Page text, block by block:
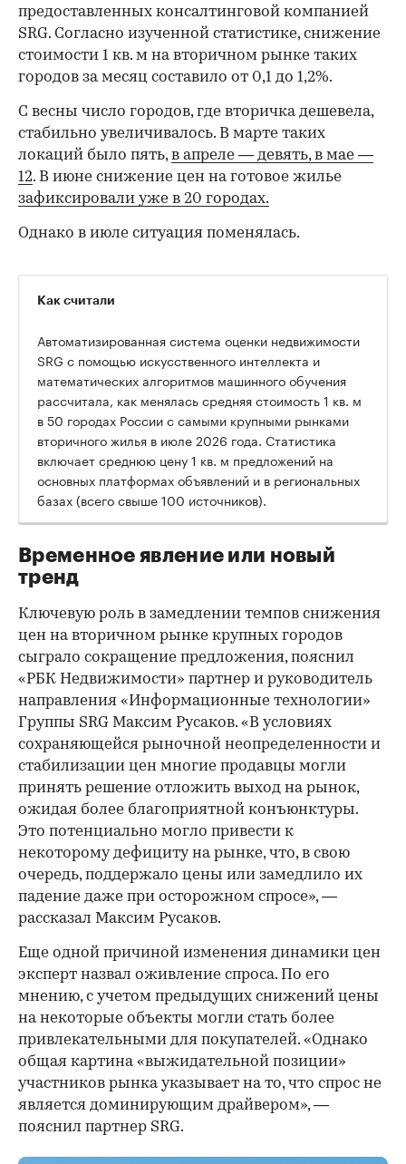
предоставленных консалтинговой компанией
SRG. Согласно изученной статистике, снижение
стоимости 1 кв. м на вторичном рынке таких
городов за месяц составило от 0,1 до 1,2%.
С весны число городов, где вторичка дешевела,
стабильно увеличивалось. В марте таких
локаций было пять,в апреле — девять,в мае —
12. В июне снижение цен на готовое жилье
зафиксировали уже в 20 городах.
Однако в июле ситуация поменялась.
00:00 / 00:00
Как считали
Автоматизированная система оценки недвижимости
SRG с помощью искусственного интеллекта и
математических алгоритмов машинного обучения
рассчитала, как менялась средняя стоимость 1 кв. м
в 50 городах России с самыми крупными рынками
вторичного жилья в июле 2026 года. Статистика
включает среднюю цену 1 кв. м предложений на
основных платформах объявлений и в региональных
базах (всего свыше 100 источников).
Временное явление или новый
тренд
Ключевую роль в замедлении темпов снижения
цен на вторичном рынке крупных городов
сыграло сокращение предложения, пояснил
«РБК Недвижимости» партнер и руководитель
направления «Информационные технологии»
Группы SRG Максим Русаков. «В условиях
сохраняющейся рыночной неопределенности и
стабилизации цен многие продавцы могли
принять решение отложить выход на рынок,
ожидая более благоприятной конъюнктуры.
Это потенциально могло привести к
некоторому дефициту на рынке, что, в свою
очередь, поддержало цены или замедлило их
падение даже при осторожном спросе», —
рассказал Максим Русаков.
Еще одной причиной изменения динамики цен
эксперт назвал оживление спроса. По его
мнению, с учетом предыдущих снижений цены
на некоторые объекты могли стать более
привлекательными для покупателей. «Однако
общая картина «выжидательной позиции»
участников рынка указывает на то, что спрос не
является доминирующим драйвером», —
пояснил партнер SRG.